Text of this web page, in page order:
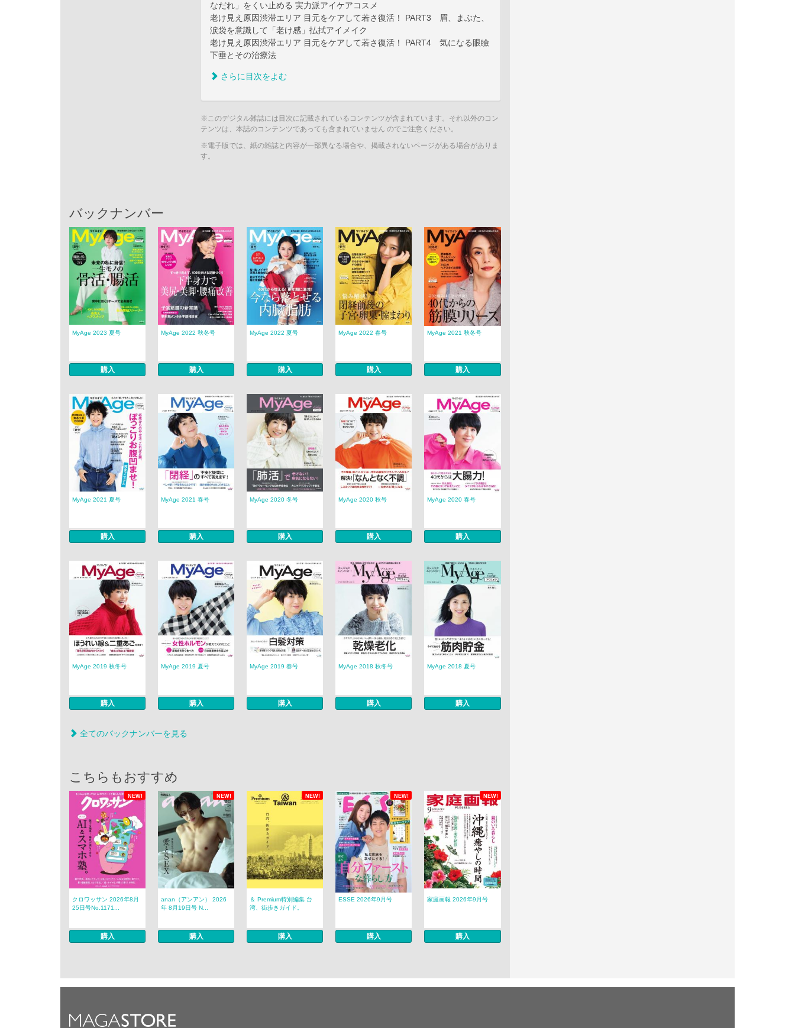
なだれ」をくい止める 実力派アイケアコスメ
老け見え原因渋滞エリア 目元をケアして若さ復活！ PART3 眉、まぶた、
涙袋を意識して「老け感」払拭アイメイク
老け見え原因渋滞エリア 目元をケアして若さ復活！ PART4 気になる眼瞼
下垂とその治療法
さらに目次をよむ
※このデジタル雑誌には目次に記載されているコンテンツが含まれています。それ以外のコン
テンツは、本誌のコンテンツであっても含まれていません のでご注意ください。
※電子版では、紙の雑誌と内容が一部異なる場合や、掲載されないページがある場合がありま
す。
バックナンバー
MyAge 2023 夏号
購入
MyAge 2022 秋冬号
購入
MyAge 2022 夏号
購入
MyAge 2022 春号
購入
MyAge 2021 秋冬号
購入
MyAge 2021 夏号
購入
MyAge 2021 春号
購入
MyAge 2020 冬号
購入
MyAge 2020 秋号
購入
MyAge 2020 春号
購入
MyAge 2019 秋冬号
購入
MyAge 2019 夏号
購入
MyAge 2019 春号
購入
MyAge 2018 秋冬号
購入
MyAge 2018 夏号
購入
全てのバックナンバーを見る
こちらもおすすめ
NEW! NEW! NEW! NEW! NEW!
クロワッサン 2026年8月
25日号No.1171...
購入
anan（アンアン） 2026
年 8月19日号 N...
購入
＆ Premium特別編集 台
湾、街歩きガイド。
購入
ESSE 2026年9月号
購入
家庭画報 2026年9月号
購入